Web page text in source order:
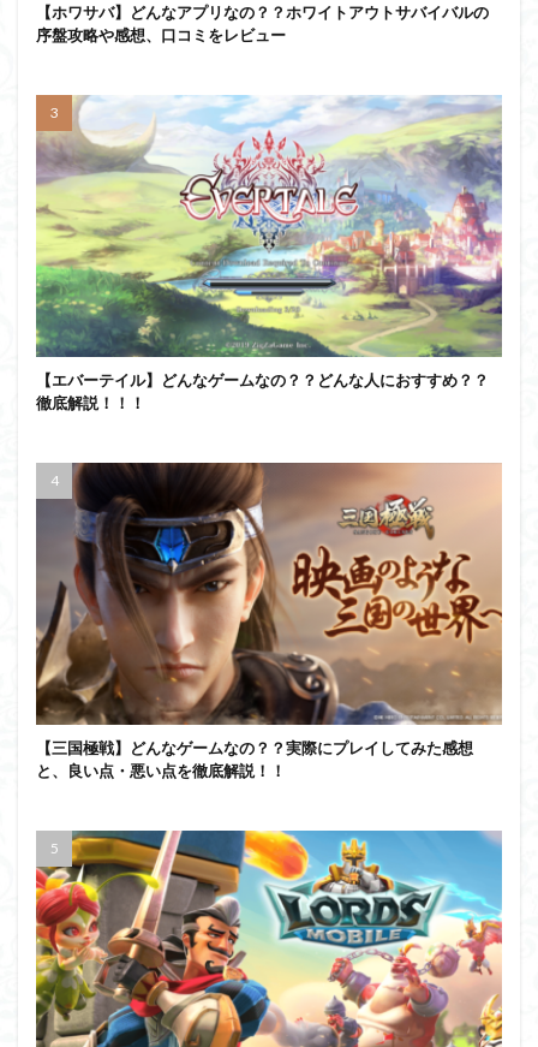
【ホワサバ】どんなアプリなの？？ホワイトアウトサバイバルの
序盤攻略や感想、口コミをレビュー
【エバーテイル】どんなゲームなの？？どんな人におすすめ？？
徹底解説！！！
【三国極戦】どんなゲームなの？？実際にプレイしてみた感想
と、良い点・悪い点を徹底解説！！